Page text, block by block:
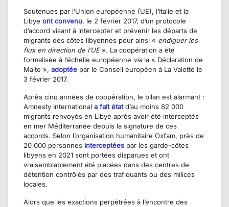
Soutenues par l’Union européenne (UE), l’Italie et la
Libye ont convenu, le 2 février 2017, d’un protocole
d’accord visant à intercepter et prévenir les départs de
migrants des côtes libyennes pour ainsi « endiguer les
flux en direction de l’UE». La coopération a été
formalisée à l’échelle européenne viala « Déclaration de
Malte », adoptée par le Conseil européen à La Valette le
3 février 2017.
Après cinq années de coopération, le bilan est alarmant :
Amnesty International a fait étatd’au moins 82 000
migrants renvoyés en Libye après avoir été interceptés
en mer Méditerranée depuis la signature de ces
accords. Selon l’organisation humanitaire Oxfam, près de
20 000 personnes interceptées par les garde-côtes
libyens en 2021 sont portées disparues et ont
vraisemblablement été placées dans des centres de
détention contrôlés par des trafiquants ou des milices
locales.
Alors que les exactions perpétrées à l’encontre des